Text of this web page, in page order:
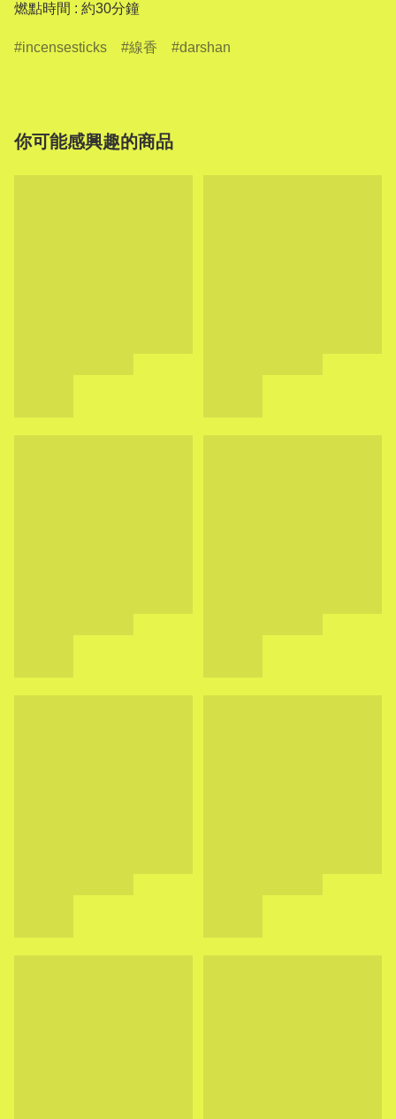
燃點時間 : 約30分鐘
incensesticks 線香 darshan
你可能感興趣的商品